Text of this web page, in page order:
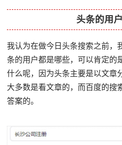
头条的用
我认为在做今日头条搜索之前，
条的用户都是哪些，可以肯定的
什么呢，因为头条主要是以文章
大多数是看文章的，而百度的搜
答案的。